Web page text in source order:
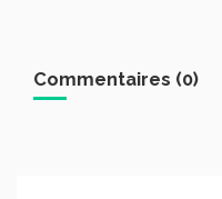
Commentaires (0)